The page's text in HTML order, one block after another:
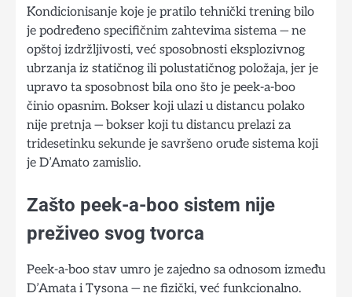
Kondicionisanje koje je pratilo tehnički trening bilo
je podređeno specifičnim zahtevima sistema — ne
opštoj izdržljivosti, već sposobnosti eksplozivnog
ubrzanja iz statičnog ili polustatičnog položaja, jer je
upravo ta sposobnost bila ono što je peek-a-boo
činio opasnim. Bokser koji ulazi u distancu polako
nije pretnja — bokser koji tu distancu prelazi za
tridesetinku sekunde je savršeno oruđe sistema koji
je D’Amato zamislio.
Zašto peek-a-boo sistem nije
preživeo svog tvorca
Peek-a-boo stav umro je zajedno sa odnosom između
D’Amata i Tysona — ne fizički, već funkcionalno.